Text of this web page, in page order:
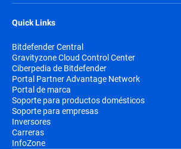
Quick Links
Bitdefender Central
Gravityzone Cloud Control Center
Ciberpedia de Bitdefender
Portal Partner Advantage Network
Portal de marca
Soporte para productos domésticos
Soporte para empresas
Inversores
Carreras
InfoZone